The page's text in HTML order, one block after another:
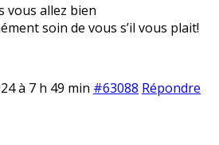
vous allez bien
soin de vous s’il vous plait!
à 7 h 49 min #63088 Répondre